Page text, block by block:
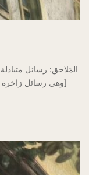
وهي رسائل زاخرة